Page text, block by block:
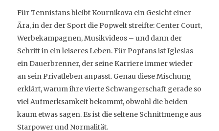
Für Tennisfans bleibt Kournikova ein Gesicht einer
Ära, in der der Sport die Popwelt streifte: Center Court,
Werbekampagnen, Musikvideos – und dann der
Schritt in ein leiseres Leben. Für Popfans ist Iglesias
ein Dauerbrenner, der seine Karriere immer wieder
an sein Privatleben anpasst. Genau diese Mischung
erklärt, warum ihre vierte Schwangerschaft gerade so
viel Aufmerksamkeit bekommt, obwohl die beiden
kaum etwas sagen. Es ist die seltene Schnittmenge aus
Starpower und Normalität.